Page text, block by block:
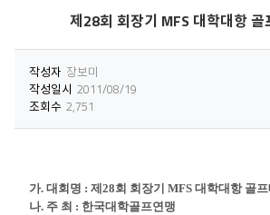
제28회 회장기 MFS 대학대항 골
작성자 장보미
작성일시 2011/08/19
조회수 2,751
가. 대회명 : 제28회 회장기 MFS 대학대항 골프
나. 주 최 : 한국대학골프연맹